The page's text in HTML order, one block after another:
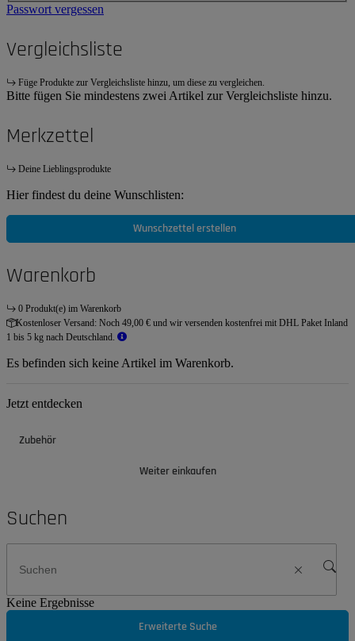
Passwort vergessen
Vergleichsliste
Füge Produkte zur Vergleichsliste hinzu, um diese zu vergleichen.
Bitte fügen Sie mindestens zwei Artikel zur Vergleichsliste hinzu.
Merkzettel
Deine Lieblingsprodukte
Hier findest du deine Wunschlisten:
Wunschzettel erstellen
Warenkorb
0 Produkt(e) im Warenkorb
Kostenloser Versand: Noch 49,00 € und wir versenden kostenfrei mit DHL Paket Inland
1 bis 5 kg nach Deutschland.
Es befinden sich keine Artikel im Warenkorb.
Jetzt entdecken
Zubehör
Weiter einkaufen
Suchen
Keine Ergebnisse
Erweiterte Suche